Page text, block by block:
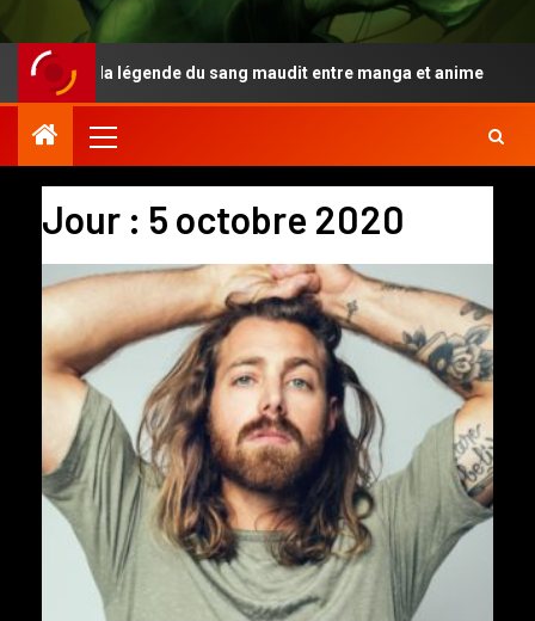
Anki, la légende du sang maudit entre manga et anime
Jour : 5 octobre 2020